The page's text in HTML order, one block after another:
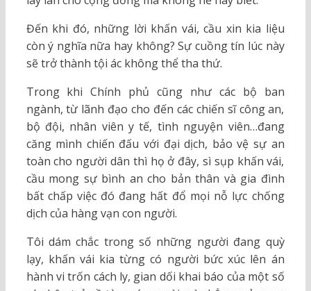
Đến khi đó, những lời khấn vái, cầu xin kia liệu
còn ý nghĩa nữa hay không? Sự cuồng tín lúc này
sẽ trở thành tội ác không thể tha thứ.
Trong khi Chính phủ cũng như các bộ ban
ngành, từ lãnh đạo cho đến các chiến sĩ công an,
bộ đội, nhân viên y tế, tình nguyện viên…đang
căng mình chiến đấu với đại dịch, bảo vệ sự an
toàn cho người dân thì họ ở đây, sì sụp khấn vái,
cầu mong sự bình an cho bản thân và gia đình
bất chấp việc đó đang hất đổ mọi nỗ lực chống
dịch của hàng vạn con người.
Tôi dám chắc trong số những người đang quỳ
lạy, khấn vái kia từng có người bức xúc lên án
hành vi trốn cách ly, gian dối khai báo của một số